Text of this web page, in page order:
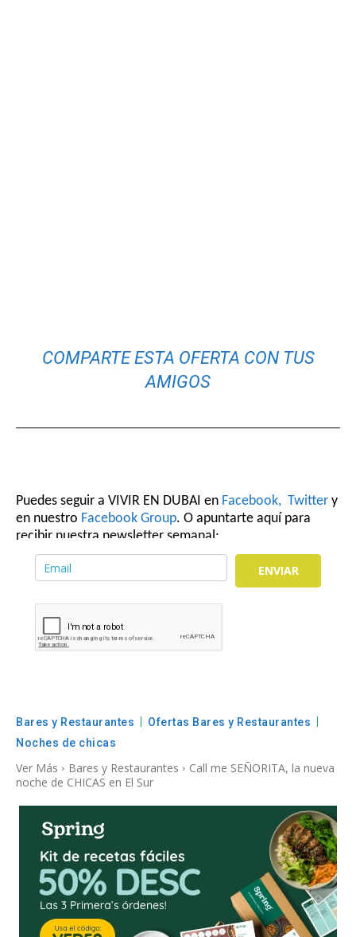
COMPARTE ESTA OFERTA CON TUS
AMIGOS
Puedes seguir a VIVIR EN DUBAI en Facebook, Twitter y
en nuestro Facebook Group. O apuntarte aquí para
recibir nuestra newsletter semanal:
ENVIAR
Bares y Restaurantes
Ofertas Bares y Restaurantes
Noches de chicas
Ver Más Bares y Restaurantes
Call me SEÑORITA, la nueva
noche de CHICAS en El Sur